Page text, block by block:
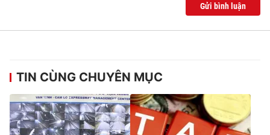
Gửi bình luận
TIN CÙNG CHUYÊN MỤC